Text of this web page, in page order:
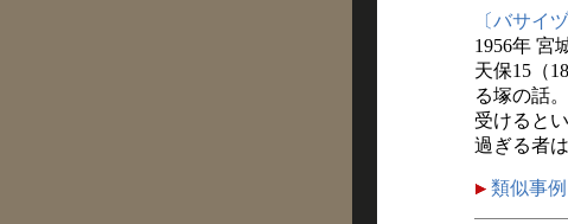
〔バサイ
1956年 宮
天保15（
る塚の話
受けると
過ぎる者
類似事例